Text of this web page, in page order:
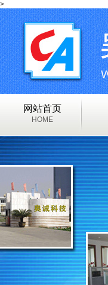
>
网站首页
HOME